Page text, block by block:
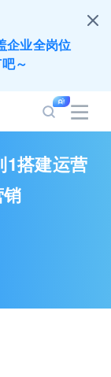
企业全岗位
～
，快带团队
己也要成长
人开放
国别文化与
不上发展？
技能差距
1搭建运营